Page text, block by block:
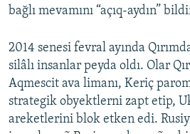
bağlı mevamını “açıq-aydın”
2014 senesi fevral ayında
silâlı insanlar peyda oldı. Olar
Aqmescit ava limanı, Keriç
strategik obyektlerni zapt etip,
areketlerini blok etken edi.